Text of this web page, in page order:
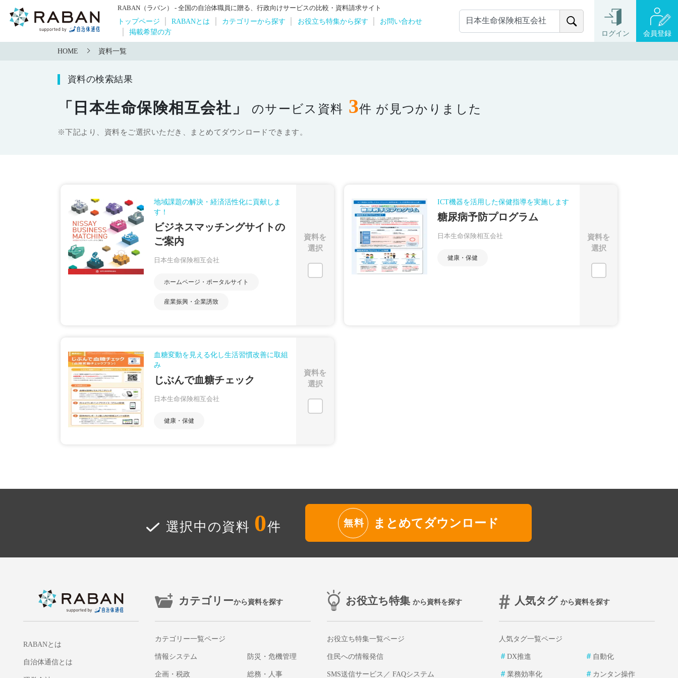
RABAN（ラバン） - 全国の自治体職員に贈る、行政向けサービスの比較・資料請求サイト
トップページ RABANとは カテゴリーから探す お役立ち特集から探す
お問い合わせ
掲載希望の方
ログイン 会員登録
HOME 資料一覧
資料の検索結果
「日本生命保険相互会社」 のサービス資料 3件 が見つかりました
※下記より、資料をご選択いただき、まとめてダウンロードできます。
地域課題の解決・経済活性化に貢献しま
す！
ビジネスマッチングサイトの
ご案内
日本生命保険相互会社
ホームページ・ポータルサイト
産業振興・企業誘致
資料を
選択
ICT機器を活用した保健指導を実施します
糖尿病予防プログラム
日本生命保険相互会社
健康・保健
資料を
選択
血糖変動を見える化し生活習慣改善に取組
み
じぶんで血糖チェック
日本生命保険相互会社
健康・保健
資料を
選択
選択中の資料 0件 無料 まとめてダウンロード
RABANとは
自治体通信とは
カテゴリーから資料を探す
カテゴリー一覧ページ
情報システム
企画・税政
防災・危機管理
総務・人事
お役立ち特集 から資料を探す
お役立ち特集一覧ページ
住民への情報発信
SMS送信サービス／ FAQシステム
人気タグ から資料を探す
人気タグ一覧ページ
＃ DX推進
＃ 業務効率化
＃ 自動化
＃ カンタン操作